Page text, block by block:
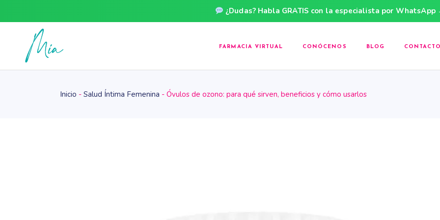
¿Dudas? Habla GRATIS con la especialista por WhatsApp
Skip
FARMACIA VIRTUAL CONÓCENOS BLOG
Inicio Salud Íntima Femenina Óvulos de ozono: para qué sirven, beneficios y cómo usarlos